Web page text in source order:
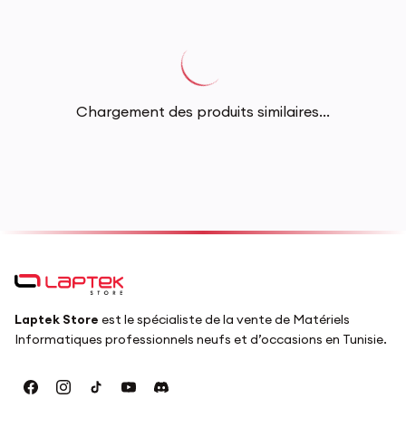
Chargement des produits similaires...
Laptek Store est le spécialiste de la vente de Matériels
Informatiques professionnels neufs et d’occasions en Tunisie.